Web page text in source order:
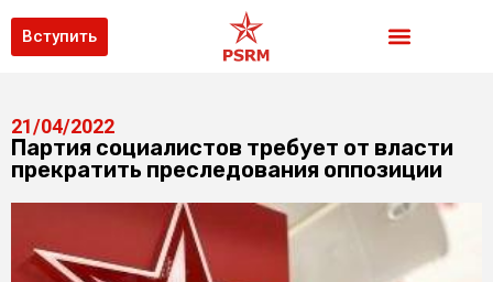
Вступить
21/04/2022
Партия социалистов требует от власти
прекратить преследования оппозиции